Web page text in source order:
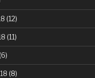
(12)
(11)
(8)